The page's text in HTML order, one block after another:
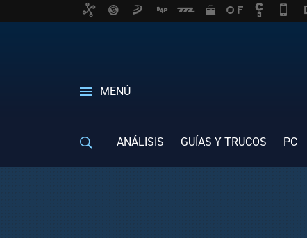
MENÚ
ANÁLISIS GUÍAS Y TRUCOS PC